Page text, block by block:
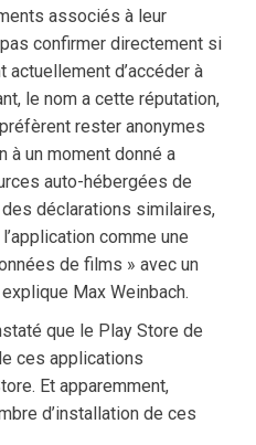
associés à leur
confirmer directement si
d’accéder à
le nom a cette réputation,
rester anonymes
à un moment donné a
auto-hébergées de
déclarations similaires,
comme une
de films » avec un
Max Weinbach.
que le Play Store de
ces applications
Et apparemment,
d’installation de ces